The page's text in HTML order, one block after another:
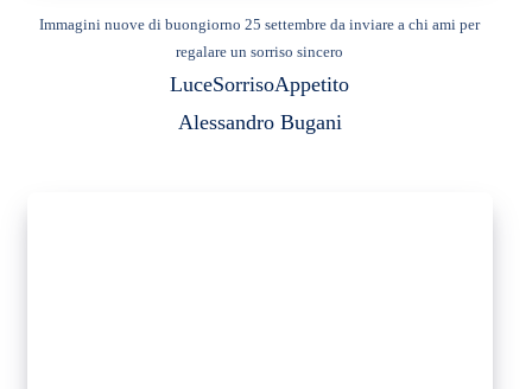
Immagini nuove di buongiorno 25 settembre da inviare a chi ami per
regalare un sorriso sincero
LuceSorrisoAppetito
Alessandro Bugani